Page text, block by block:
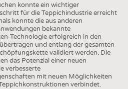
BRANCHENTERMINE
konnte ein wichtiger
für die Teppichindustrie erreicht
konnte die aus anderen
bekannte
Technologie erfolgreich in den
und entlang der gesamten
validiert werden. Die
das Potenzial einer neuen
verbesserte
mit neuen Möglichkeiten
verbindet.